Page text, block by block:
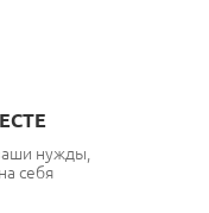
нужды,
себя